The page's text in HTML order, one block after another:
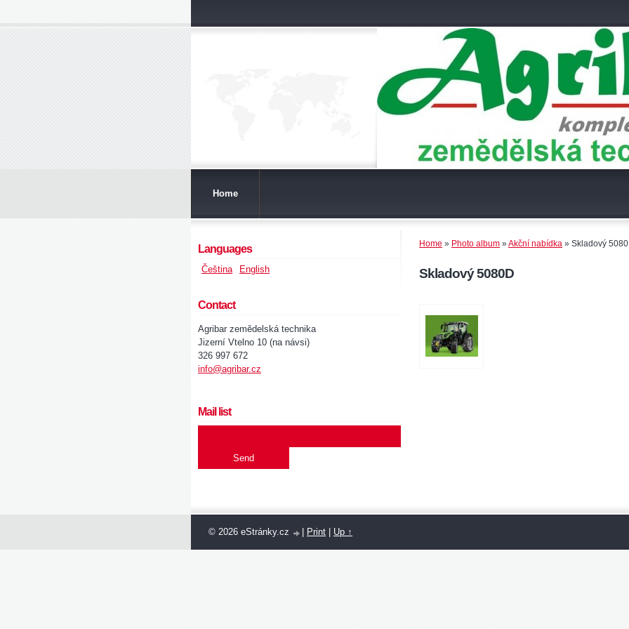
Home
Home » Photo album »Akční nabídka » Skladový
Skladový 5080D
Languages
Čeština English
Contact
Agribar zemědelská technika
Jizerní Vtelno 10 (na návsi)
326 997 672
info@agribar.cz
Mail list
© 2026 eStránky.cz Print Up ↑